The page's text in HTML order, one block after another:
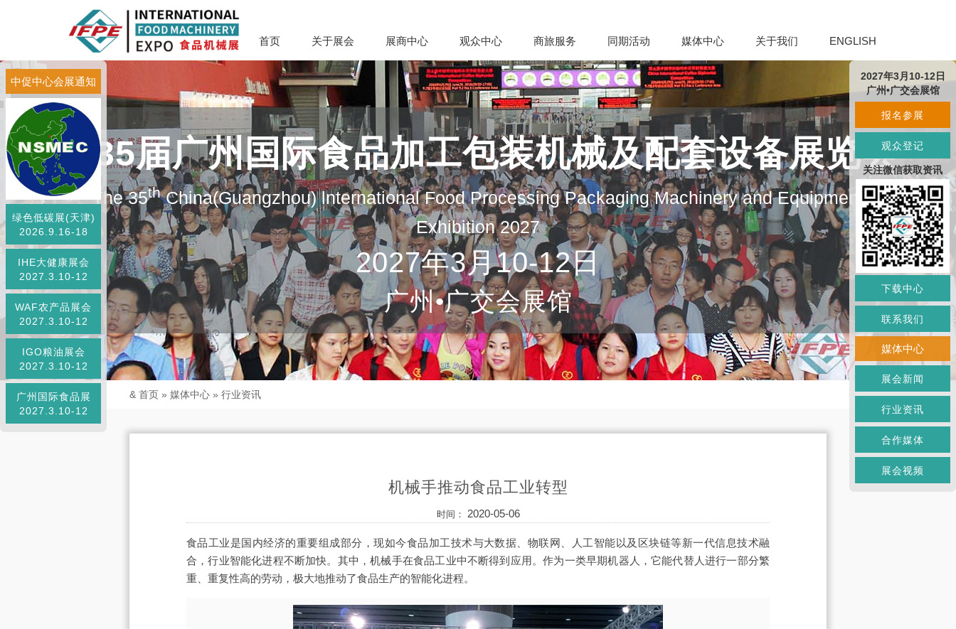
首页 关于展会 展商中心 观众中心 商旅服务 同期活动 媒体中心 关于我们 ENGLISH
第35届广州国际食品加工包装机械及配套设备展览会
The 35thChina(Guangzhou) lnternational Food Processing Packaging Machinery and Equipment
Exhibition 2027
2027年3月10-12日
广州•广交会展馆
中促中心会展通知
绿色低碳展(天津)
2026.9.16-18
IHE大健康展会
2027.3.10-12
WAF农产品展会
2027.3.10-12
IGO粮油展会
2027.3.10-12
广州国际食品展
2027.3.10-12
& 首页 » 媒体中心 » 行业资讯
机械手推动食品工业转型
时间： 2020-05-06
食品工业是国内经济的重要组成部分，现如今食品加工技术与大数据、物联网、人工智能以及区块链等新一代信息技术融
合，行业智能化进程不断加快。其中，机械手在食品工业中不断得到应用。作为一类早期机器人，它能代替人进行一部分繁
重、重复性高的劳动，极大地推动了食品生产的智能化进程。
2027年3月10-12日
广州•广交会展馆
报名参展
观众登记
关注微信获取资讯
下载中心
联系我们
媒体中心
展会新闻
行业资讯
合作媒体
展会视频